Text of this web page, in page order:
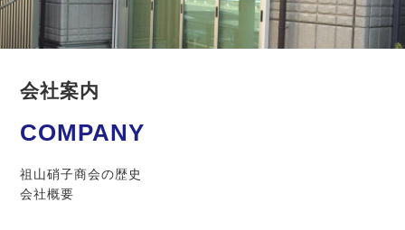
会社案内
COMPANY
祖山硝子商会の歴史
会社概要